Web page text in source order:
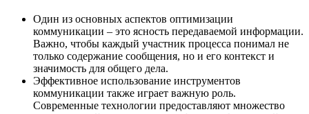
Один из основных аспектов оптимизации
коммуникации – это ясность передаваемой информации.
Важно, чтобы каждый участник процесса понимал не
только содержание сообщения, но и его контекст и
значимость для общего дела.
Эффективное использование инструментов
коммуникации также играет важную роль.
Современные технологии предоставляют множество